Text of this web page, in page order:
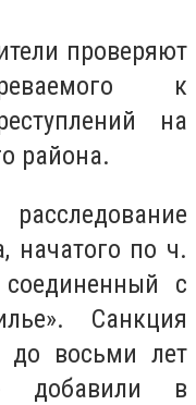
проверяют
к
на
района.
начатого по ч.
с
Санкция
до восьми лет
добавили в